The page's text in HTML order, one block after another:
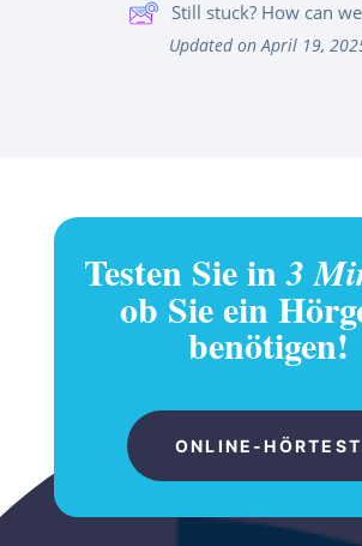
Still stuck? How can
Updated on April 19,
Testen Sie in3
ob Sie ein
benötigen!
ONLINE-HÖRTEST